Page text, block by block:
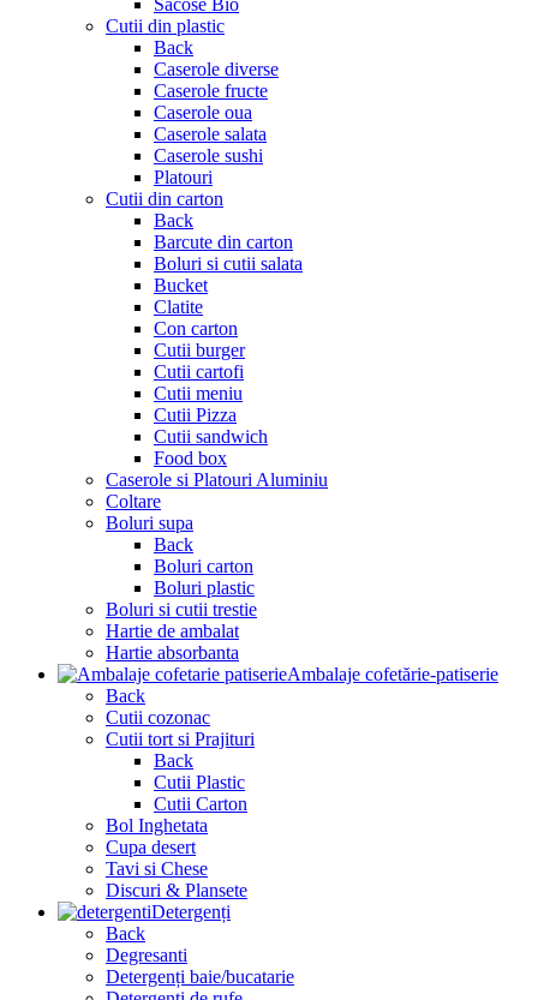
Cutii din plastic
Back
Caserole diverse
Caserole fructe
Caserole oua
Caserole salata
Caserole sushi
Platouri
Cutii din carton
Back
Barcute din carton
Boluri si cutii salata
Bucket
Clatite
Con carton
Cutii burger
Cutii cartofi
Cutii meniu
Cutii Pizza
Cutii sandwich
Food box
Caserole si Platouri Aluminiu
Coltare
Boluri supa
Back
Boluri carton
Boluri plastic
Boluri si cutii trestie
Hartie de ambalat
Hartie absorbanta
Ambalaje cofetărie-patiserie
Back
Cutii cozonac
Cutii tort si Prajituri
Back
Cutii Plastic
Cutii Carton
Bol Inghetata
Cupa desert
Tavi si Chese
Discuri & Plansete
Detergenți
Back
Degresanti
Detergenți baie/bucatarie